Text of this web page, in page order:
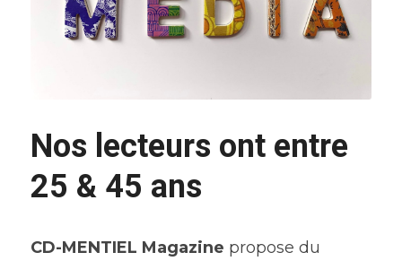
Nos lecteurs ont entre
25 & 45 ans
CD-MENTIEL Magazine